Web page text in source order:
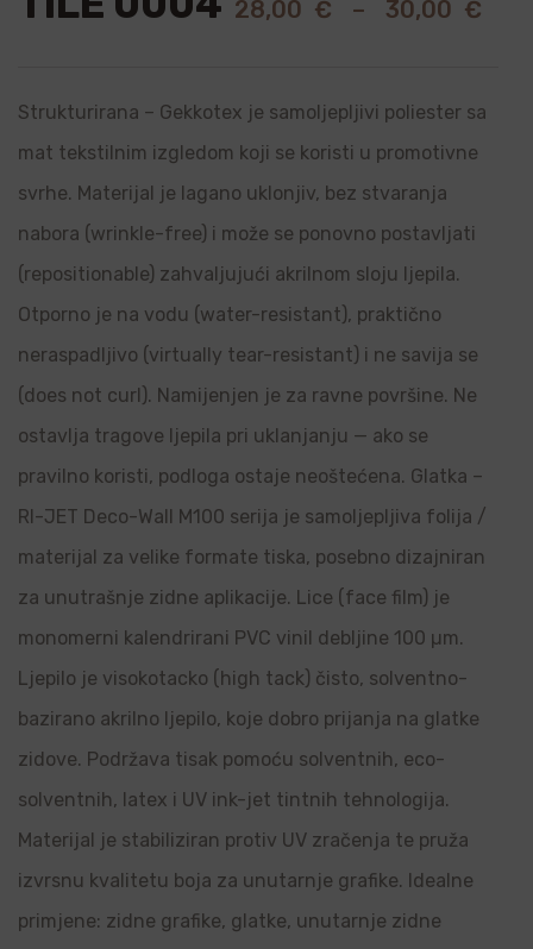
28,00 € – 30,00 €
Strukturirana – Gekkotex je samoljepljivi poliester sa
mat tekstilnim izgledom koji se koristi u promotivne
svrhe. Materijal je lagano uklonjiv, bez stvaranja
nabora (wrinkle-free) i može se ponovno postavljati
(repositionable) zahvaljujući akrilnom sloju ljepila.
Otporno je na vodu (water-resistant), praktično
neraspadljivo (virtually tear-resistant) i ne savija se
(does not curl). Namijenjen je za ravne površine. Ne
ostavlja tragove ljepila pri uklanjanju — ako se
pravilno koristi, podloga ostaje neoštećena. Glatka –
RI-JET Deco-Wall M100 serija je samoljepljiva folija /
materijal za velike formate tiska, posebno dizajniran
za unutrašnje zidne aplikacije. Lice (face film) je
monomerni kalendrirani PVC vinil debljine 100 µm.
Ljepilo je visokotacko (high tack) čisto, solventno-
bazirano akrilno ljepilo, koje dobro prijanja na glatke
zidove. Podržava tisak pomoću solventnih, eco-
solventnih, latex i UV ink-jet tintnih tehnologija.
Materijal je stabiliziran protiv UV zračenja te pruža
izvrsnu kvalitetu boja za unutarnje grafike. Idealne
primjene: zidne grafike, glatke, unutarnje zidne